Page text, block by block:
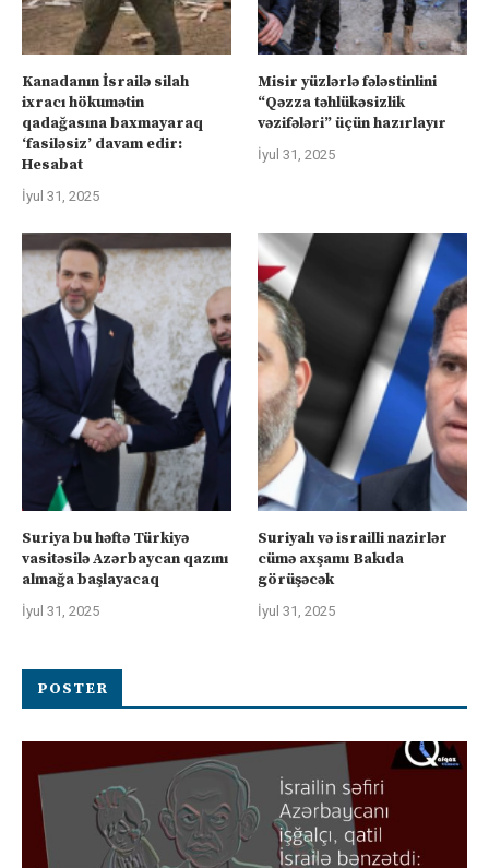
Kanadanın İsrailə silah
ixracı hökumətin
qadağasına baxmayaraq
‘fasiləsiz’ davam edir:
Hesabat
İyul 31, 2025
Misir yüzlərlə fələstinlini
“Qəzza təhlükəsizlik
vəzifələri” üçün hazırlayır
İyul 31, 2025
Suriya bu həftə Türkiyə
vasitəsilə Azərbaycan qazını
almağa başlayacaq
İyul 31, 2025
Suriyalı və israilli nazirlər
cümə axşamı Bakıda
görüşəcək
İyul 31, 2025
POSTER